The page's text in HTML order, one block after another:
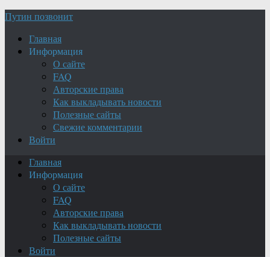
Путин позвонит
Главная
Информация
О сайте
FAQ
Авторские права
Как выкладывать новости
Полезные сайты
Свежие комментарии
Войти
Главная
Информация
О сайте
FAQ
Авторские права
Как выкладывать новости
Полезные сайты
Войти